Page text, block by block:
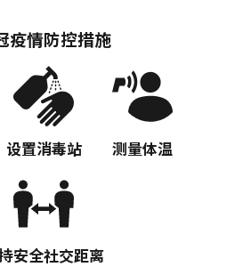
疫情防控措施
设置消毒站 测量体温
安全社交距离